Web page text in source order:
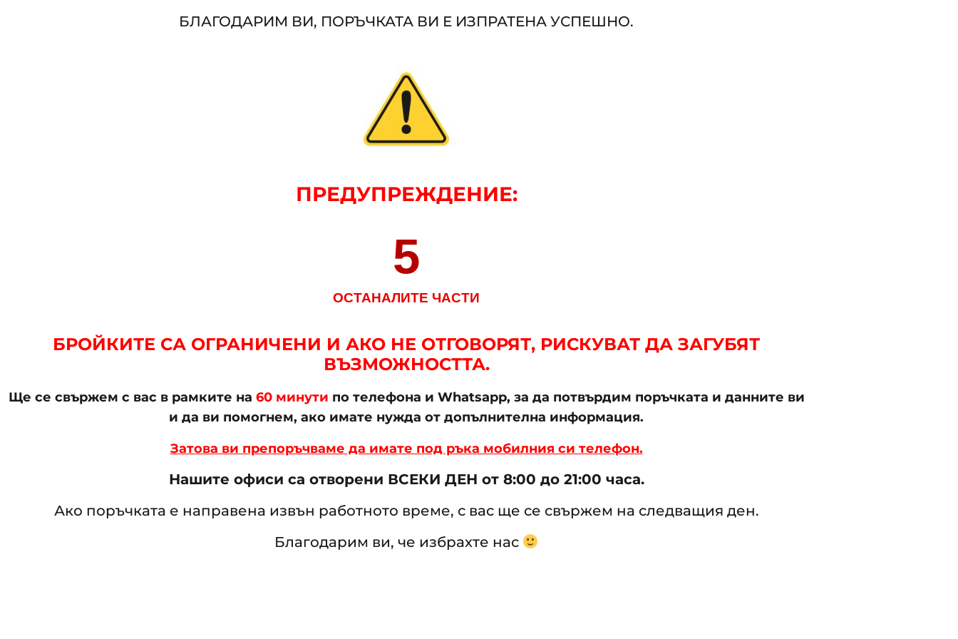
БЛАГОДАРИМ ВИ, ПОРЪЧКАТА ВИ Е ИЗПРАТЕНА УСПЕШНО.
ПРЕДУПРЕЖДЕНИЕ:
ОСТАНАЛИТЕ ЧАСТИ
5
БРОЙКИТЕ СА ОГРАНИЧЕНИ И АКО НЕ ОТГОВОРЯТ, РИСКУВАТ ДА ЗАГУБЯТ
ВЪЗМОЖНОСТТА.
Ще се свържем с вас в рамките на 60 минути по телефона и Whatsapp, за да потвърдим поръчката и данните ви
и да ви помогнем, ако имате нужда от допълнителна информация.
Затова ви препоръчваме да имате под ръка мобилния си телефон.
Нашите офиси са отворени ВСЕКИ ДЕН от 8:00 до 21:00 часа.
Ако поръчката е направена извън работното време, с вас ще се свържем на следващия ден.
Благодарим ви, че избрахте нас